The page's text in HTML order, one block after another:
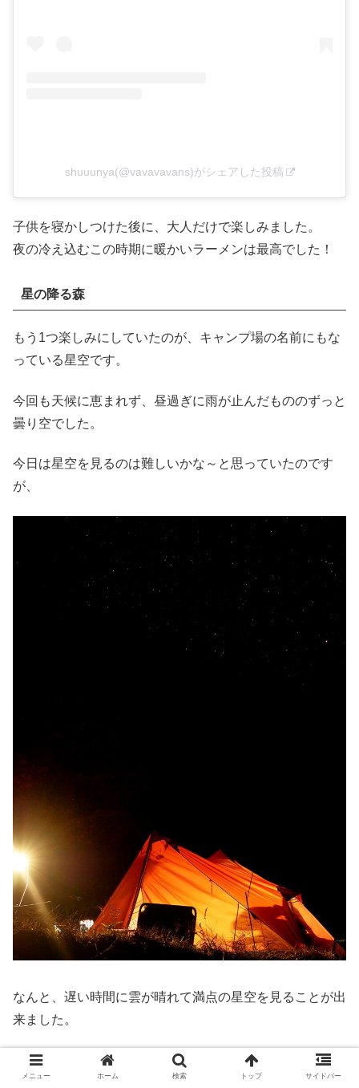
shuuunya(@vavavavans)がシェアした投稿
子供を寝かしつけた後に、大人だけで楽しみました。
夜の冷え込むこの時期に暖かいラーメンは最高でした！
星の降る森
もう1つ楽しみにしていたのが、キャンプ場の名前にもな
っている星空です。
今回も天候に恵まれず、昼過ぎに雨が止んだもののずっと
曇り空でした。
今日は星空を見るのは難しいかな～と思っていたのです
が、
なんと、遅い時間に雲が晴れて満点の星空を見ることが出
来ました。
星空写真の技術が無いので伝わらないかもしれません
が、、、
メニュー ホーム 検索 トップ サイドバー